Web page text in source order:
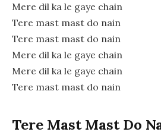
Mere dil ka le gaye chain
Tere mast mast do nain
Tere mast mast do nain
Mere dil ka le gaye chain
Mere dil ka le gaye chain
Tere mast mast do nain
Tere Mast Mast Do